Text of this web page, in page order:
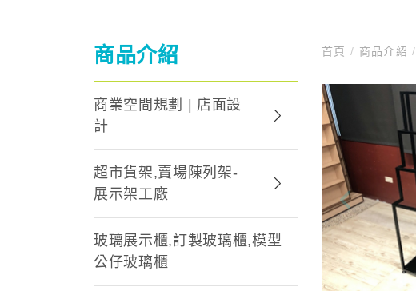
商品介紹
商業空間規劃 | 店面設
計
超市貨架,賣場陳列架-
展示架工廠
玻璃展示櫃,訂製玻璃櫃,模型
公仔玻璃櫃
首頁/ 商品介紹/